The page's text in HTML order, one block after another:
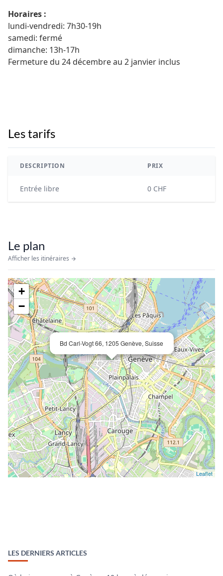
Horaires :
lundi-vendredi: 7h30-19h
samedi: fermé
dimanche: 13h-17h
Fermeture du 24 décembre au 2 janvier inclus
Les tarifs
DESCRIPTION PRIX
Entrée libre 0 CHF
Le plan
Afficher les itinéraires
Bd Carl-Vogt 66, 1205 Genève, Suisse
+
−
Leaflet
LES DERNIERS ARTICLES